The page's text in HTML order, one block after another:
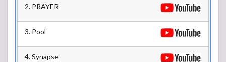
2. PRAYER
3. Pool
4. Synapse